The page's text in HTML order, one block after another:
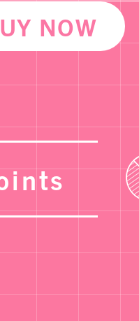
NOW